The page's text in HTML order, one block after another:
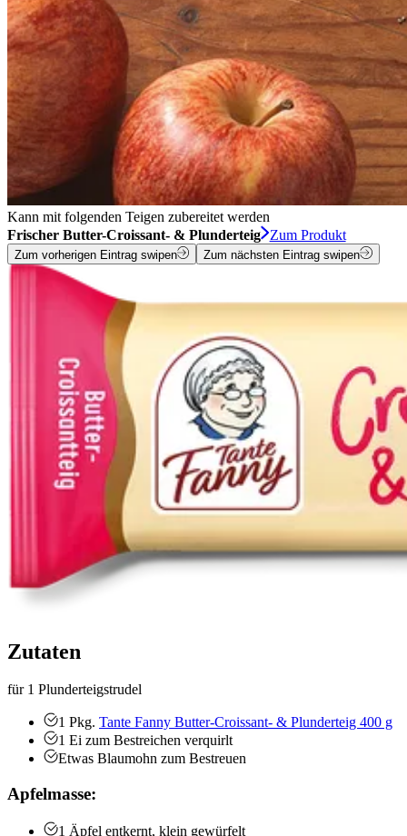
Kann mit folgenden Teigen zubereitet werden
Frischer Butter-Croissant- & Plunderteig
Zum Produkt
Zum vorherigen Eintrag swipen Zum nächsten Eintrag swipen
Zutaten
für 1 Plunderteigstrudel
1 Pkg. Tante Fanny Butter-Croissant- & Plunderteig 400 g
1 Ei zum Bestreichen verquirlt
Etwas Blaumohn zum Bestreuen
Apfelmasse:
1 Äpfel entkernt, klein gewürfelt